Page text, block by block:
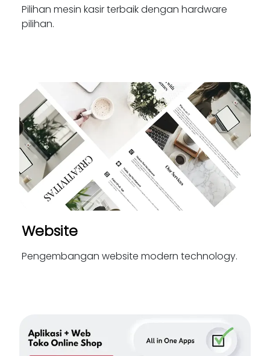
Pilihan mesin kasir terbaik dengan hardware
pilihan.
Website
Pengembangan website modern technology.